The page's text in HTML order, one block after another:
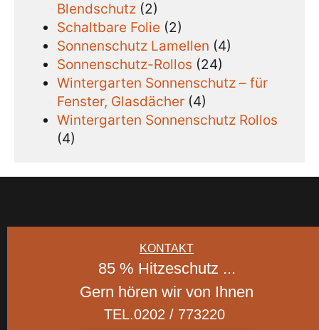
Blendschutz (2)
Schaltbare Folie (2)
Sonnenschutz Lamellen (4)
Sonnenschutz-Rollos (24)
Wintergarten Sonnenschutz – für
Fenster, Glasdächer (4)
Wintergarten Sonnenschutz Rollos
(4)
KONTAKT
85 % Hitzeschutz ...
Gern hören wir von Ihnen
TEL.0202 / 773220